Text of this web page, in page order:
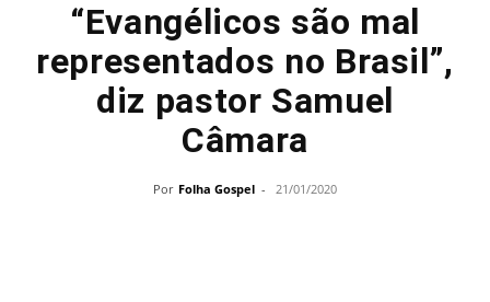
“Evangélicos são mal
representados no Brasil”,
diz pastor Samuel
Câmara
Por Folha Gospel - 21/01/2020